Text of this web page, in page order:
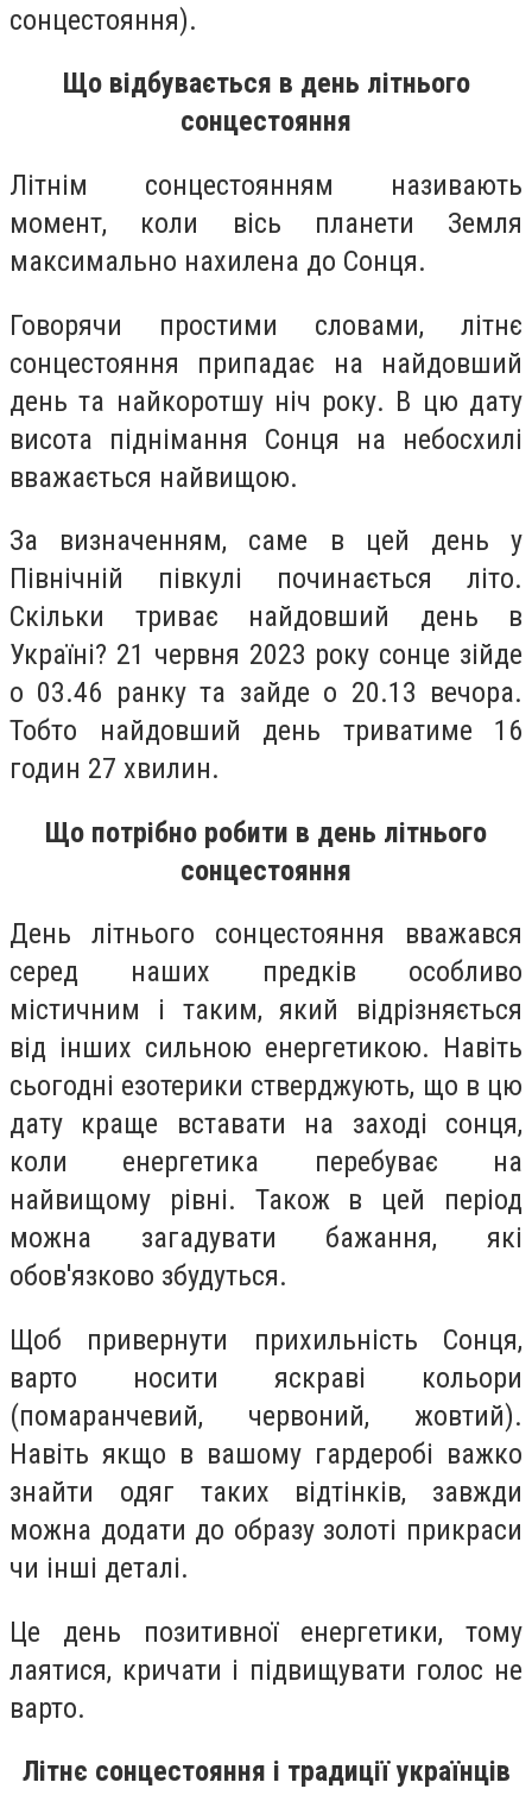
сонцестояння).
Що відбувається в день літнього
сонцестояння
Літнім сонцестоянням називають
момент, коли вісь планети Земля
максимально нахилена до Сонця.
Говорячи простими словами, літнє
сонцестояння припадає на найдовший
день та найкоротшу ніч року. В цю дату
висота піднімання Сонця на небосхилі
вважається найвищою.
За визначенням, саме в цей день у
Північній півкулі починається літо.
Скільки триває найдовший день в
Україні? 21 червня 2023 року сонце зійде
о 03.46 ранку та зайде о 20.13 вечора.
Тобто найдовший день триватиме 16
годин 27 хвилин.
Що потрібно робити в день літнього
сонцестояння
День літнього сонцестояння вважався
серед наших предків особливо
містичним і таким, який відрізняється
від інших сильною енергетикою. Навіть
сьогодні езотерики стверджують, що в цю
дату краще вставати на заході сонця,
коли енергетика перебуває на
найвищому рівні. Також в цей період
можна загадувати бажання, які
обов'язково збудуться.
Щоб привернути прихильність Сонця,
варто носити яскраві кольори
(помаранчевий, червоний, жовтий).
Навіть якщо в вашому гардеробі важко
знайти одяг таких відтінків, завжди
можна додати до образу золоті прикраси
чи інші деталі.
Це день позитивної енергетики, тому
лаятися, кричати і підвищувати голос не
варто.
Літнє сонцестояння і традиції українців